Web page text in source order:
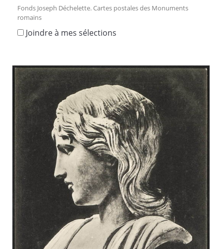
Fonds Joseph Déchelette. Cartes postales des Monuments
romains
Joindre à mes sélections